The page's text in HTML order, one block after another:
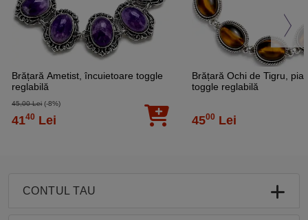
Brățară Ametist, încuietoare toggle
reglabilă
45,00 Lei(-8%)
4140 Lei
Brățară Ochi de Tigru,
toggle reglabilă
4500 Lei
CONTUL TAU